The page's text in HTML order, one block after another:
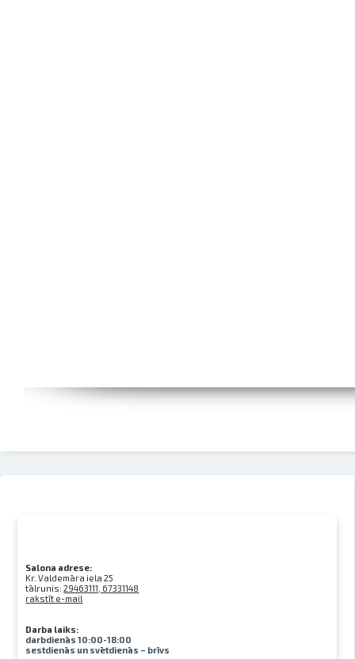
Salona adrese:
Kr. Valdemāra iela 25
tālrunis:29463111, 67331148
rakstīt e-mail
Darba laiks:
darbdienās 10:00-18:00
sestdienās un svētdienās – brīvs